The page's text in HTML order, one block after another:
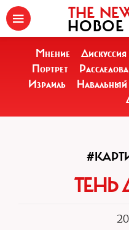
THE
НОВОЕ
Мнение Дискуссия
Портрет
Израиль
Навальный
ТЕНЬ